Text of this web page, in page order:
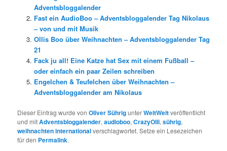
Adventsbloggalender
Fast ein AudioBoo – Adventsbloggalender Tag Nikolaus
– von und mit Musik
Ollis Boo über Weihnachten – Adventsbloggalender Tag
21
Fack ju all! Eine Katze hat Sex mit einem Fußball –
oder einfach ein paar Zeilen schreiben
Engelchen & Teufelchen über Weihnachten –
Adventsbloggalender am Nikolaus
Dieser Eintrag wurde vonOliver SührigunterWeltWeitveröffentlicht
und mitAdventsbloggalender,audioboo,CrazyOlli,sührig,
weihnachten internationalverschlagwortet. Setze ein Lesezeichen
für den Permalink.